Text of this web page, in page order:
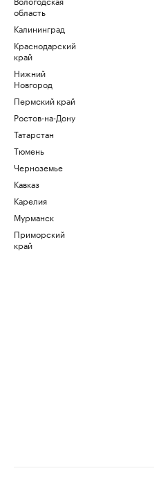
область
Калининград
Краснодарский
край
Нижний
Новгород
Пермский край
Ростов-на-Дону
Татарстан
Тюмень
Черноземье
Кавказ
Карелия
Мурманск
Приморский
край